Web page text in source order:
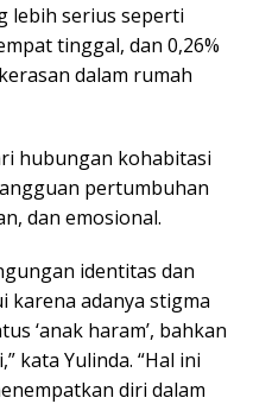
lebih serius seperti
tinggal, dan 0,26%
dalam rumah
hubungan kohabitasi
pertumbuhan
dan emosional.
identitas dan
karena adanya stigma
‘anak haram’, bahkan
kata Yulinda. “Hal ini
diri dalam